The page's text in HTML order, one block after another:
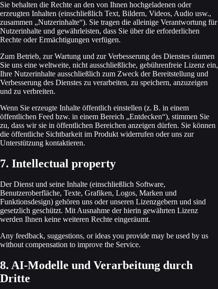
Sie behalten die Rechte an den von Ihnen hochgeladenen oder
erzeugten Inhalten (einschließlich Text, Bildern, Videos, Audio usw.,
zusammen „Nutzer­inhalte“). Sie tragen die alleinige Verantwortung für
Nutzer­inhalte und gewährleisten, dass Sie über die erforderlichen
Rechte oder Ermäch­tigungen verfügen.
Zum Betrieb, zur Wartung und zur Verbesserung des Dienstes räumen
Sie uns eine weltweite, nicht ausschließliche, gebührenfreie Lizenz ein,
Ihre Nutzer­inhalte ausschließlich zum Zweck der Bereitstellung und
Verbesserung des Dienstes zu verarbeiten, zu speichern, anzuzeigen
und zu verbreiten.
Wenn Sie erzeugte Inhalte öffentlich einstellen (z. B. in einem
öffentlichen Feed bzw. in einem Bereich „Entdecken“), stimmen Sie
zu, dass wir sie in öffentlichen Bereichen anzeigen dürfen. Sie können
die öffentliche Sichtbarkeit im Produkt widerrufen oder uns zur
Unterstützung kontaktieren.
7. Intellectual property
Der Dienst und seine Inhalte (einschließlich Software,
Benutzeroberfläche, Texte, Grafiken, Logos, Marken und
Funktionsdesign) gehören uns oder unseren Lizenz­gebern und sind
gesetzlich geschützt. Mit Ausnahme der hierin gewährten Lizenz
werden Ihnen keine weiteren Rechte eingeräumt.
Any feedback, suggestions, or ideas you provide may be used by us
without compensation to improve the Service.
8. AI‑Modelle und Verarbeitung durch
Dritte